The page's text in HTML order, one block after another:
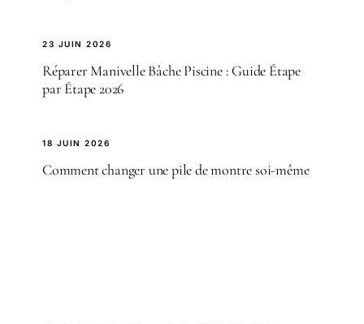
23 JUIN 2026
Réparer Manivelle Bâche Piscine : Guide Étape
par Étape 2026
18 JUIN 2026
Comment changer une pile de montre soi-même